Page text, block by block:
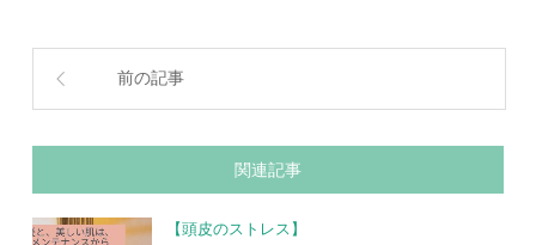
前の記事
関連記事
【頭皮のストレス】